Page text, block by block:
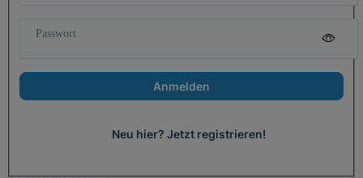
Passwort
Anmelden
Neu hier? Jetzt registrieren!